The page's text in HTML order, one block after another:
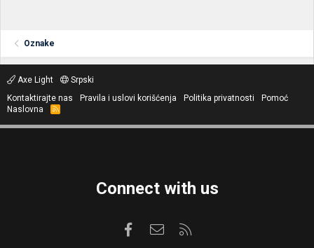
Oznake
Axe Light
Srpski
Kontaktirajte nas
Pravila i uslovi korišćenja Politika privatnosti
Pomoć
Naslovna
R
S
Connect with us
FacebookKontaktirajte nas